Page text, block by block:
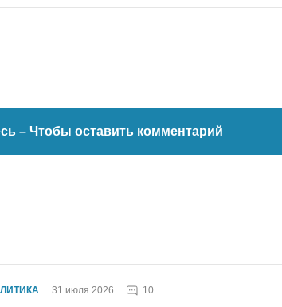
– Чтобы оставить комментарий
31 июля 2026 10